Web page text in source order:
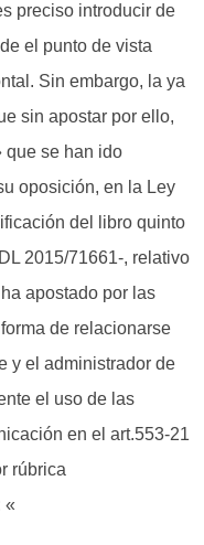
preciso introducir de
el punto de vista
Sin embargo, la ya
sin apostar por ello,
que se han ido
oposición, en la Ley
del libro quinto
2015/71661-, relativo
apostado por las
de relacionarse
y el administrador de
el uso de las
en el art.553-21
rúbrica
«